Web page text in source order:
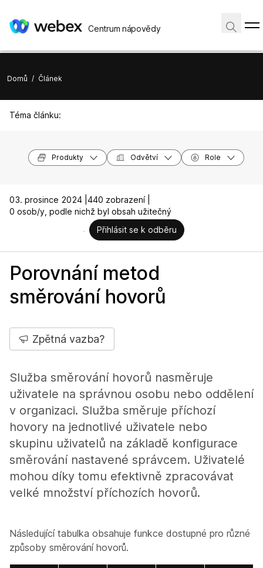
Centrum nápovědy
Domů / Článek
Téma článku:
Produkty Odvětví Role
03. prosince 2024 | 440 zobrazení |
0 osob/y, podle nichž byl obsah užitečný
Přihlásit se k odběru
Porovnání metod
směrování hovorů
Zpětná vazba?
Služba směrování hovorů nasměruje
uživatele na správnou osobu nebo oddělení
v organizaci. Služba směruje příchozí
hovory na jednotlivé uživatele nebo
skupinu uživatelů na základě konfigurace
směrování nastavené správcem. Uživatelé
mohou díky tomu efektivně zpracovávat
velké množství příchozích hovorů.
Následující tabulka obsahuje funkce dostupné pro různé
způsoby směrování hovorů.